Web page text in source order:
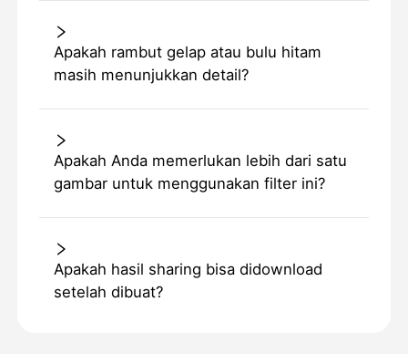
Apakah rambut gelap atau bulu hitam
masih menunjukkan detail?
Apakah Anda memerlukan lebih dari satu
gambar untuk menggunakan filter ini?
Apakah hasil sharing bisa didownload
setelah dibuat?